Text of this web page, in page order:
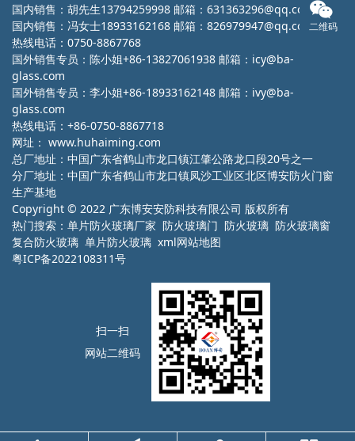
国内销售：胡先生13794259998 邮箱：631363296@qq.com
国内销售：冯女士18933162168 邮箱：826979947@qq.com
热线电话：0750-8867768
国外销售专员：陈小姐+86-13827061938 邮箱：icy@ba-
glass.com
国外销售专员：李小姐+86-18933162148 邮箱：ivy@ba-
glass.com
热线电话：+86-0750-8867718
网址： www.huhaiming.com
总厂地址：中国广东省鹤山市龙口镇江肇公路龙口段20号之一
分厂地址：中国广东省鹤山市龙口镇凤沙工业区北区博安防火门窗
生产基地
Copyright © 2022 广东博安安防科技有限公司 版权所有
热门搜索： 单片防火玻璃厂家 防火玻璃门 防火玻璃 防火玻璃窗
复合防火玻璃 单片防火玻璃 xml网站地图
粤ICP备2022108311号
扫一扫
网站二维码
二维码